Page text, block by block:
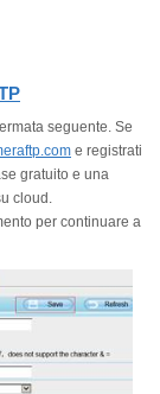
seguente. Se
e registrati
gratuito e una
cloud.
per continuare a